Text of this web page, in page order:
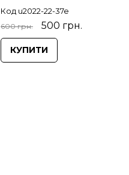
Код u2022-22-37e
600 грн. 500 грн.
КУПИТИ